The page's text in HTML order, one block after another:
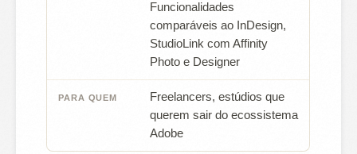
Funcionalidades
comparáveis ao InDesign,
StudioLink com Affinity
Photo e Designer
Freelancers, estúdios que
querem sair do ecossistema
Adobe